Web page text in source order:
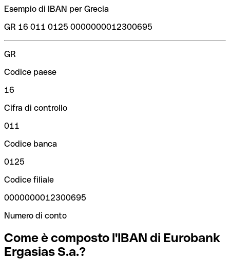
Esempio di IBAN per Grecia
GR 16 011 0125 0000000012300695
GR
Codice paese
16
Cifra di controllo
011
Codice banca
0125
Codice filiale
0000000012300695
Numero di conto
Come è composto l'IBAN di Eurobank
Ergasias S.a.?